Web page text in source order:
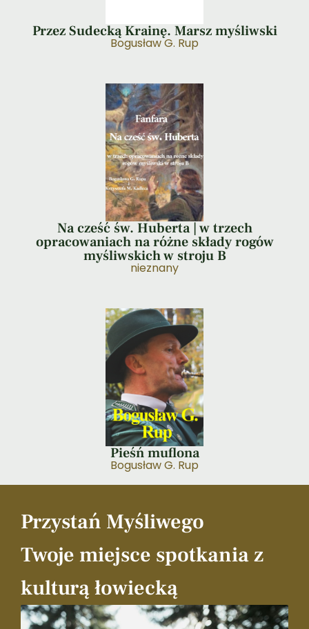
Przez Sudecką Krainę. Marsz myśliwski
Bogusław G. Rup
Na cześć św. Huberta | w trzech
opracowaniach na różne składy rogów
myśliwskich w stroju B
nieznany
Pieśń muflona
Bogusław G. Rup
Przystań Myśliwego
Twoje miejsce spotkania z
kulturą łowiecką